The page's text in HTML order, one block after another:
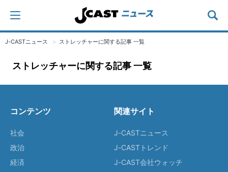
J-CASTニュース ストレッチャーに関する記事 一覧
ストレッチャーに関する記事 一覧
コンテンツ
社会
政治
経済
関連サイト
J-CASTニュース
J-CASTトレンド
J-CAST会社ウォッチ